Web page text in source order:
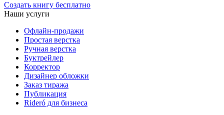
Создать книгу бесплатно
Наши услуги
Офлайн-продажи
Простая верстка
Ручная верстка
Буктрейлер
Корректор
Дизайнер обложки
Заказ тиража
Публикация
Rideró для бизнеса